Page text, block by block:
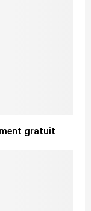
gratuit